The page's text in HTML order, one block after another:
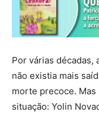
Por várias décadas,
não existia mais
morte precoce. Mas
situação: Yolin